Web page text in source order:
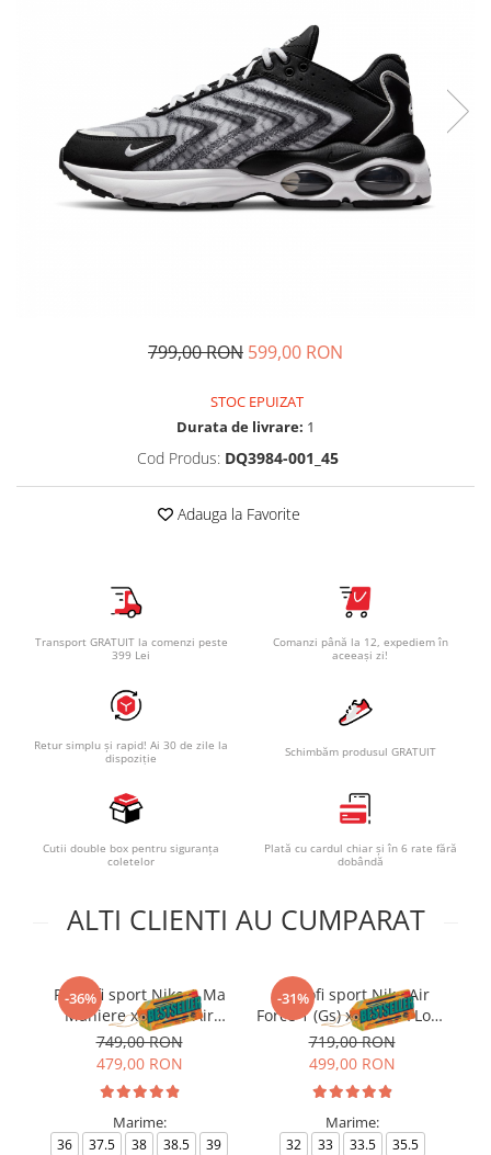
Pantaloni scurti Copii
Accesorii
Ingrijire incaltaminte
799,00 RON 599,00 RON
STOC EPUIZAT
Durata de livrare: 1
Cod Produs: DQ3984-001_45
Adauga la Favorite
Transport GRATUIT la comenzi peste
399 Lei
Comanzi până la 12, expediem în
aceeași zi!
Retur simplu și rapid! Ai 30 de zile la
dispoziție
Schimbăm produsul GRATUIT
Cutii double box pentru siguranța
coletelor
Plată cu cardul chiar și în 6 rate fără
dobândă
ALTI CLIENTI AU CUMPARAT
-36%
Pantofi sport Nike A Ma
Maniere x Wmns Air
Force 1 Low 07
749,00 RON
479,00 RON
Marime:
36 37.5 38 38.5
39
-31%
Pantofi sport Nike Air
Force 1 (Gs) x NOCTA Love
you Forever X Drake
719,00 RON
499,00 RON
Marime:
32 33 33.5 35.5